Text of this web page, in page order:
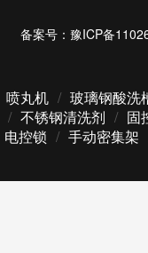
备案号： 豫ICP备
喷丸机 / 玻璃钢酸洗
/ 不锈钢清洗剂 / 固
电控锁 / 手动密集架